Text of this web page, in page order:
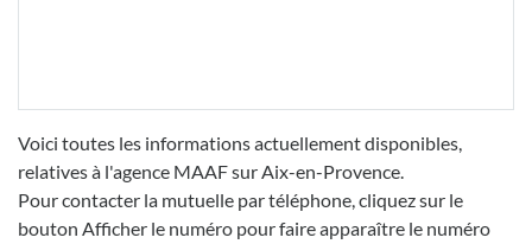
Voici toutes les informations actuellement disponibles,
relatives à l'agence MAAF sur Aix-en-Provence.
Pour contacter la mutuelle par téléphone, cliquez sur le
bouton Afficher le numéro pour faire apparaître le numéro